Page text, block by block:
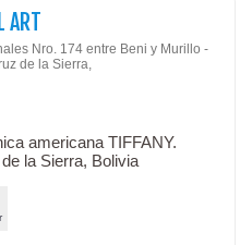
ART
Nro. 174 entre Beni y Murillo -
de la Sierra,
americana TIFFANY.
la Sierra, Bolivia